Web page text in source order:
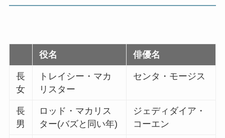
役名 俳優名
長
女
トレイシー・マカ
リスター
センタ・モージス
長
男
ロッド・マカリス
ター(バズと同い年)
ジェディダイア・
コーエン